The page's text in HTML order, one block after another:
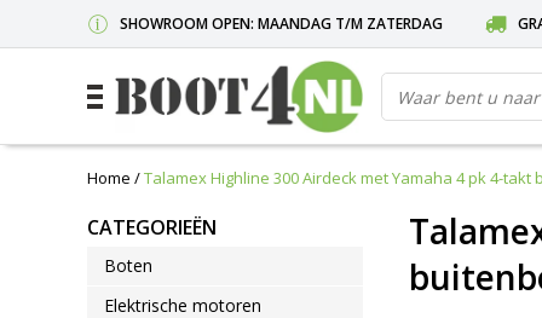
SHOWROOM OPEN: MAANDAG T/M ZATERDAG
Home /Talamex Highline 300 Airdeck met Yamaha 4 pk 4-
CATEGORIEËN
Boten
Elektrische motoren